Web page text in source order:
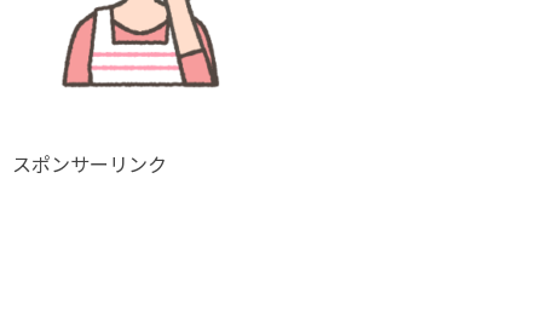
スポンサーリンク